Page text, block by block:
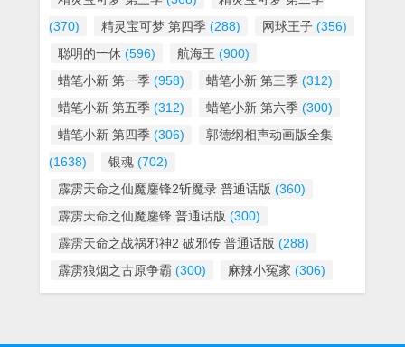
(370)
精灵宝可梦 第四季 (288) 网球王子 (356)
聪明的一休 (596) 航海王 (900)
蜡笔小新 第一季 (958) 蜡笔小新 第三季 (312)
蜡笔小新 第五季 (312) 蜡笔小新 第六季 (300)
蜡笔小新 第四季 (306)
郭德纲相声动画版全集
(1638)
银魂 (702)
霹雳天命之仙魔鏖锋2斩魔录 普通话版 (360)
霹雳天命之仙魔鏖锋 普通话版 (300)
霹雳天命之战祸邪神2 破邪传 普通话版 (288)
霹雳狼烟之古原争霸 (300) 麻辣小冤家 (306)